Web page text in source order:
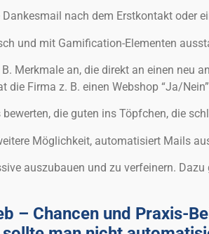
Dankesmail nach dem Erstkontakt oder
und mit Gamification-Elementen
Merkmale an, die direkt an einen neu
die Firma z. B. einen Webshop “Ja/
die guten ins Töpfchen, die
Möglichkeit, automatisiert Mails
auszubauen und zu verfeinern.
– Chancen und Praxis-